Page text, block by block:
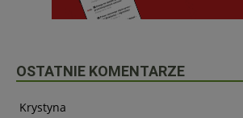
OSTATNIE KOMENTARZE
Krystyna